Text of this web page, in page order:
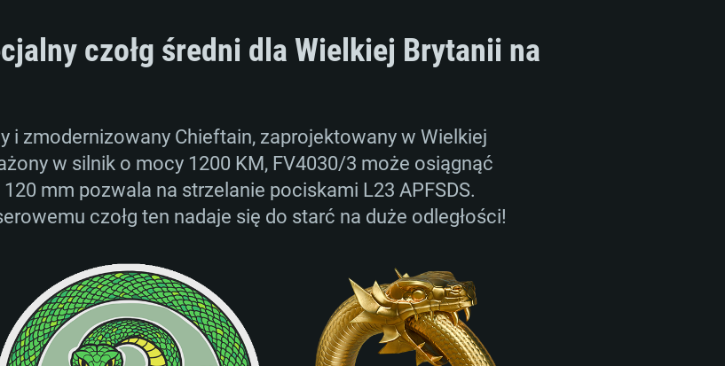
czołg średni dla Wielkiej Brytanii na
i zmodernizowany Chieftain, zaprojektowany w Wielkiej
w silnik o mocy 1200 KM, FV4030/3 może osiągnąć
mm pozwala na strzelanie pociskami L23 APFSDS.
czołg ten nadaje się do starć na duże odległości!